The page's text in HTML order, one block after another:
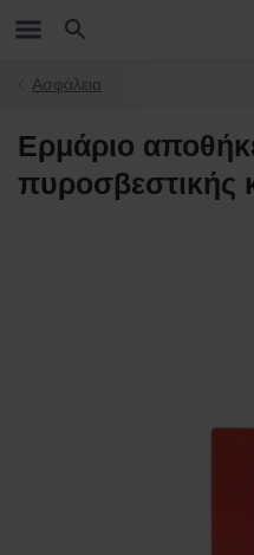
Ασφάλεια
Ερμάριο
πυροσβεστικής